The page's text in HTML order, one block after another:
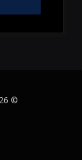
© 2026 جميع الحقوق محفوظة. للتواصل: